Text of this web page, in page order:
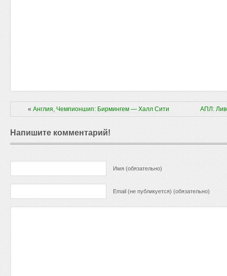
« Англия, Чемпионшип: Бирмингем — Халл Сити АПЛ:
Напишите комментарий!
Имя (обязательно)
Email (не публикуется) (обязательно)